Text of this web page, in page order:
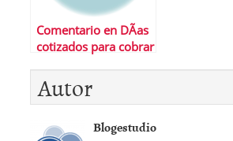
Comentario en DÃ­as
cotizados para cobrar
samb
Autor
Blogestudio